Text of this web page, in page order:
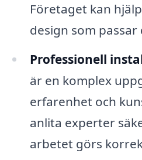
Företaget kan
design som
Professionell
är en komplex
erfarenhet och
anlita experter
arbetet görs